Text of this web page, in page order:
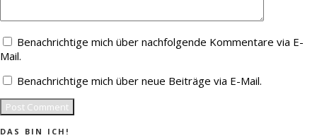
Benachrichtige mich über nachfolgende Kommentare via E-
Mail.
Benachrichtige mich über neue Beiträge via E-Mail.
DAS BIN ICH!